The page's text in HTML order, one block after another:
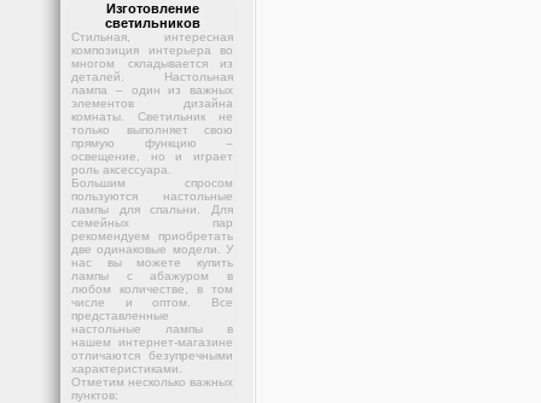
Изготовление
светильников
Стильная, интересная
композиция интерьера во
многом складывается из
деталей. Настольная
лампа – один из важных
элементов дизайна
комнаты. Светильник не
только выполняет свою
прямую функцию –
освещение, но и играет
роль аксессуара.
Большим спросом
пользуются настольные
лампы для спальни. Для
семейных пар
рекомендуем приобретать
две одинаковые модели. У
нас вы можете купить
лампы с абажуром в
любом количестве, в том
числе и оптом. Все
представленные
настольные лампы в
нашем интернет-магазине
отличаются безупречными
характеристиками.
Отметим несколько важных
пунктов: